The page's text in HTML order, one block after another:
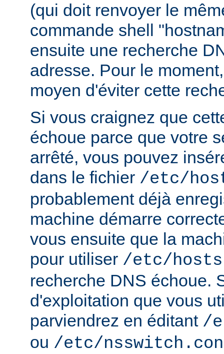
(qui doit renvoyer le
commande shell
ensuite une recherche
adresse. Pour le
moyen d'éviter cette
Si vous craignez que
échoue parce que votre
arrêté, vous pouvez
dans le fichier /etc/
probablement déjà
machine démarre
vous ensuite que la
pour utiliser /etc/hosts
recherche DNS échoue.
d'exploitation que vous
parviendrez en éditant /
ou /etc/